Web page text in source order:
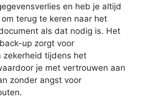
en heb je altijd
terug te keren naar het
als dat nodig is. Het
up zorgt voor
zekerheid tijdens het
je met vertrouwen aan
zonder angst voor